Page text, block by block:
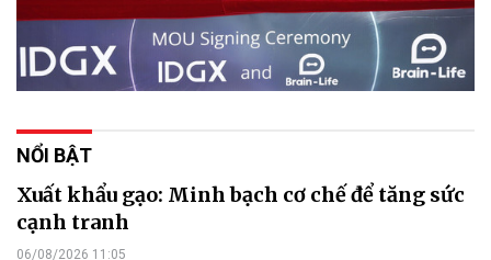
NỔI BẬT
Xuất khẩu gạo: Minh bạch cơ chế để tăng sức
cạnh tranh
06/08/2026 11:05